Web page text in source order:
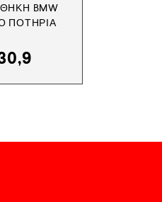
BMW
ΠΟΤΉΡΙΑ